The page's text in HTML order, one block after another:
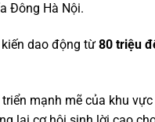
Đông Hà Nội.
dao động từ 80 triệu
mạnh mẽ của khu